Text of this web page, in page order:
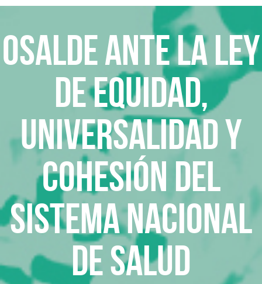
Osalde ante la Ley
de Equidad,
Universalidad y
Cohesión del
Sistema Nacional
de Salud